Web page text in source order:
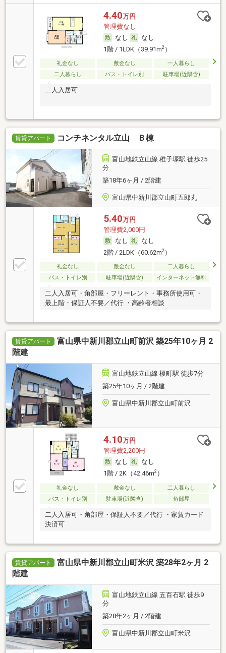
4.40万円
管理費なし
なし
なし
1階 / 1LDK（39.91m2）
礼金なし 敷金なし
一人暮らし
二人暮らし
バス・トイレ別 駐車場(近隣含)
二人入居可
賃貸アパート コンチネンタル立山 Ｂ棟
富山地鉄立山線 稚子塚駅 徒歩25
分
築18年6ヶ月 / 2階建
富山県中新川郡立山町五郎丸
5.40万円
管理費2,000円
なし
なし
2階 / 2LDK（60.62m2）
礼金なし 敷金なし
二人暮らし
バス・トイレ別
駐車場(近隣含) インターネット無料
二人入居可・角部屋・フリーレント・事務所使用可・
最上階・保証人不要／代行 ・高齢者相談
賃貸アパート
富山県中新川郡立山町前沢 築25年10ヶ月 2
階建
富山地鉄立山線 榎町駅 徒歩7分
築25年10ヶ月 / 2階建
富山県中新川郡立山町前沢
4.10万円
管理費2,200円
なし
なし
1階 / 2K（42.46m2）
礼金なし 敷金なし
二人暮らし
バス・トイレ別
駐車場(近隣含) 角部屋
二人入居可・角部屋・保証人不要／代行 ・家賃カード
決済可
賃貸アパート
富山県中新川郡立山町米沢 築28年2ヶ月 2
階建
富山地鉄立山線 五百石駅 徒歩9
分
築28年2ヶ月 / 2階建
富山県中新川郡立山町米沢